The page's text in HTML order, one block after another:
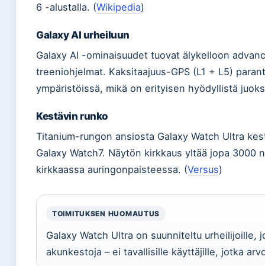
6 -alustalla. (Wikipedia)
Galaxy AI urheiluun
Galaxy AI -ominaisuudet tuovat älykelloon
treeniohjelmat. Kaksitaajuus-GPS (L1 + L5)
ympäristöissä, mikä on erityisen hyödyllistä
Kestävin runko
Titanium-rungon ansiosta Galaxy Watch Ultra
Galaxy Watch7. Näytön kirkkaus yltää jopa
kirkkaassa auringonpaisteessa. (Versus)
TOIMITUKSEN HUOMAUTUS
Galaxy Watch Ultra on suunniteltu
akunkestoja – ei tavallisille käyttäjille, jotka